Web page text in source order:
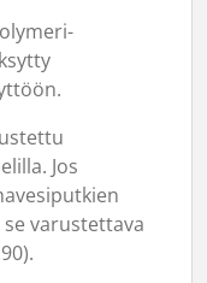
Jos
varustettava